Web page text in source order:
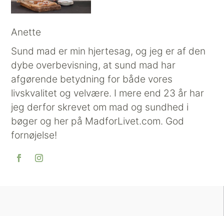
Anette
Sund mad er min hjertesag, og jeg er af den
dybe overbevisning, at sund mad har
afgørende betydning for både vores
livskvalitet og velvære. I mere end 23 år har
jeg derfor skrevet om mad og sundhed i
bøger og her på MadforLivet.com. God
fornøjelse!